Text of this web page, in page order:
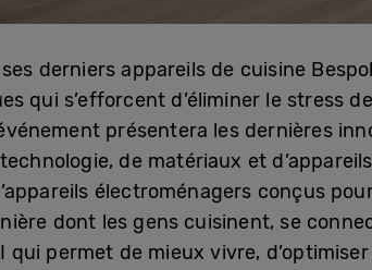
derniers appareils de cuisine
qui s’efforcent d’éliminer le stress
présentera les dernières
de matériaux et
électroménagers conçus
dont les gens cuisinent, se
qui permet de mieux vivre,